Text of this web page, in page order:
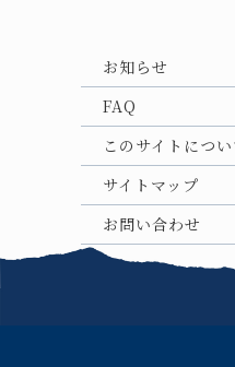
お知らせ
FAQ
このサイトにつ
サイトマップ
お問い合わせ